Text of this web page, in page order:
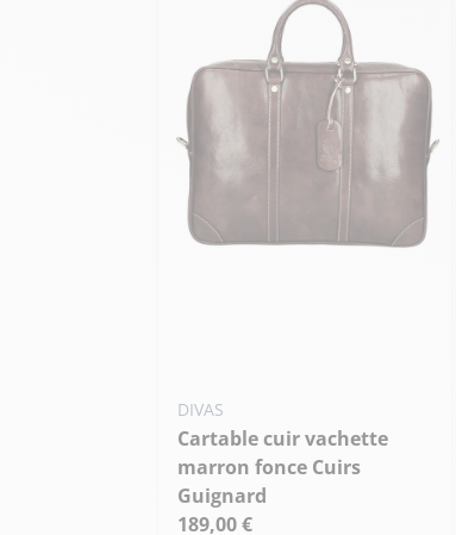
DIVAS
Cartable cuir vachette
marron fonce Cuirs
Guignard
189,00 €